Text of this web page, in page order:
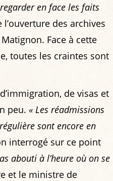
en face les faits
l’ouverture des archives
Face à cette
toutes les craintes sont
de visas et
peu. « Les réadmissions
sont encore en
interrogé sur ce point
abouti à l’heure où on se
et le ministre de